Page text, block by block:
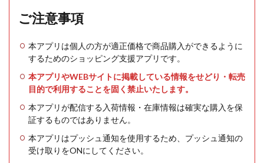
ご注意事項
本アプリは個人の方が適正価格で商品購入ができるように
するためのショッピング支援アプリです。
本アプリやWEBサイトに掲載している情報をせどり・転売
目的で利用することを固く禁止いたします。
本アプリが配信する入荷情報・在庫情報は確実な購入を保
証するものではありません。
本アプリはプッシュ通知を使用するため、プッシュ通知の
受け取りをONにしてください。